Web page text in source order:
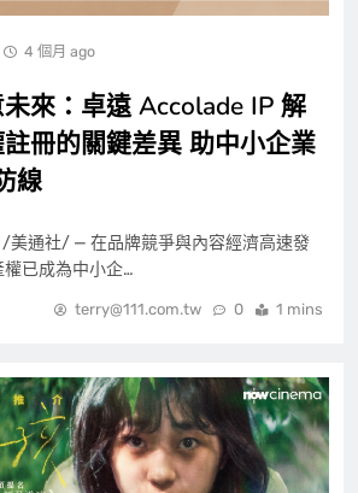
4 個月 ago
來：卓遠 Accolade IP 解
冊的關鍵差異 助中小企業
線
美通社/ — 在品牌競爭與內容經濟高速發
已成為中小企…
terry@111.com.tw 0 1 mins